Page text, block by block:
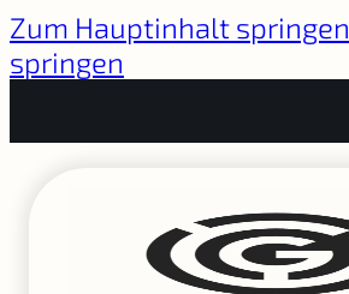
Zum Hauptinhalt springen
springen